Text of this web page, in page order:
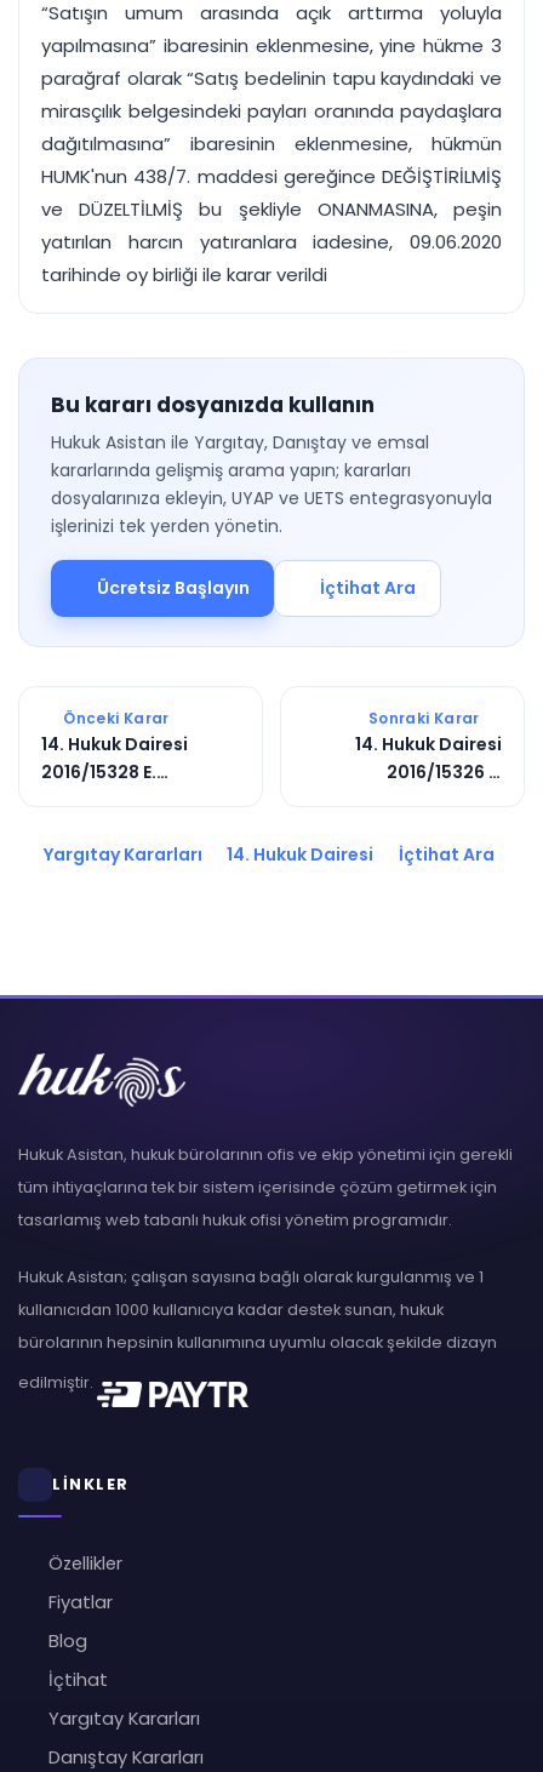
“Satışın umum arasında açık arttırma yoluyla
yapılmasına” ibaresinin eklenmesine, yine hükme 3
parağraf olarak “Satış bedelinin tapu kaydındaki ve
mirasçılık belgesindeki payları oranında paydaşlara
dağıtılmasına” ibaresinin eklenmesine, hükmün
HUMK'nun 438/7. maddesi gereğince DEĞİŞTİRİLMİŞ
ve DÜZELTİLMİŞ bu şekliyle ONANMASINA, peşin
yatırılan harcın yatıranlara iadesine, 09.06.2020
tarihinde oy birliği ile karar verildi
Bu kararı dosyanızda kullanın
Hukuk Asistan ile Yargıtay, Danıştay ve emsal
kararlarında gelişmiş arama yapın; kararları
dosyalarınıza ekleyin, UYAP ve UETS entegrasyonuyla
işlerinizi tek yerden yönetin.
Ücretsiz Başlayın İçtihat Ara
Önceki Karar
14. Hukuk Dairesi
2016/15328 E.
Sonraki Karar
14. Hukuk Dairesi
2016/15326 E.
Yargıtay Kararları 14. Hukuk Dairesi İçtihat Ara
Hukuk Asistan, hukuk bürolarının ofis ve ekip yönetimi için gerekli
tüm ihtiyaçlarına tek bir sistem içerisinde çözüm getirmek için
tasarlamış web tabanlı hukuk ofisi yönetim programıdır.
Hukuk Asistan; çalışan sayısına bağlı olarak kurgulanmış ve 1
kullanıcıdan 1000 kullanıcıya kadar destek sunan, hukuk
bürolarının hepsinin kullanımına uyumlu olacak şekilde dizayn
edilmiştir.
LİNKLER
Özellikler
Fiyatlar
Blog
İçtihat
Yargıtay Kararları
Danıştay Kararları